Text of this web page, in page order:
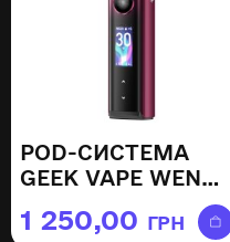
POD-СИСТЕМА
GEEK VAPE WENAX
Q PRO — TWILIGHT
RED
1 250,00 ГРН